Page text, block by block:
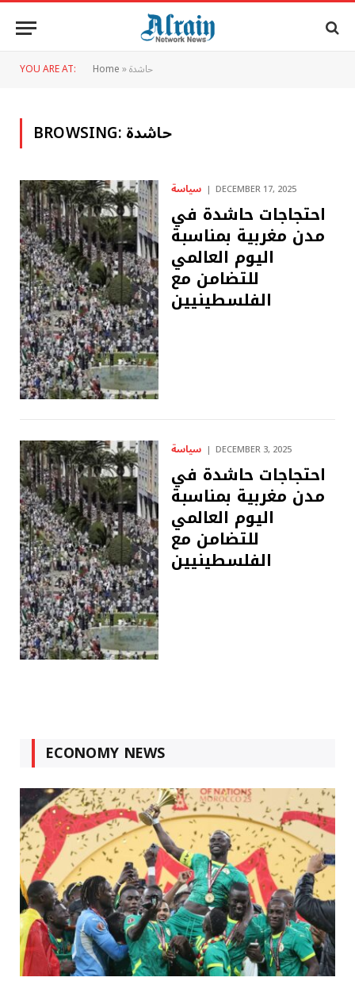
YOU ARE AT: Home»حاشدة
BROWSING:حاشدة
سياسة DECEMBER 17, 2025
احتجاجات حاشدة في
مدن مغربية بمناسبة
اليوم العالمي
للتضامن مع
الفلسطينيين
سياسة DECEMBER 3, 2025
احتجاجات حاشدة في
مدن مغربية بمناسبة
اليوم العالمي
للتضامن مع
الفلسطينيين
ECONOMY NEWS